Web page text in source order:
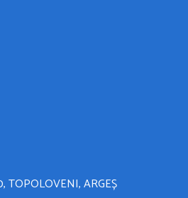
TOPOLOVENI, ARGEȘ